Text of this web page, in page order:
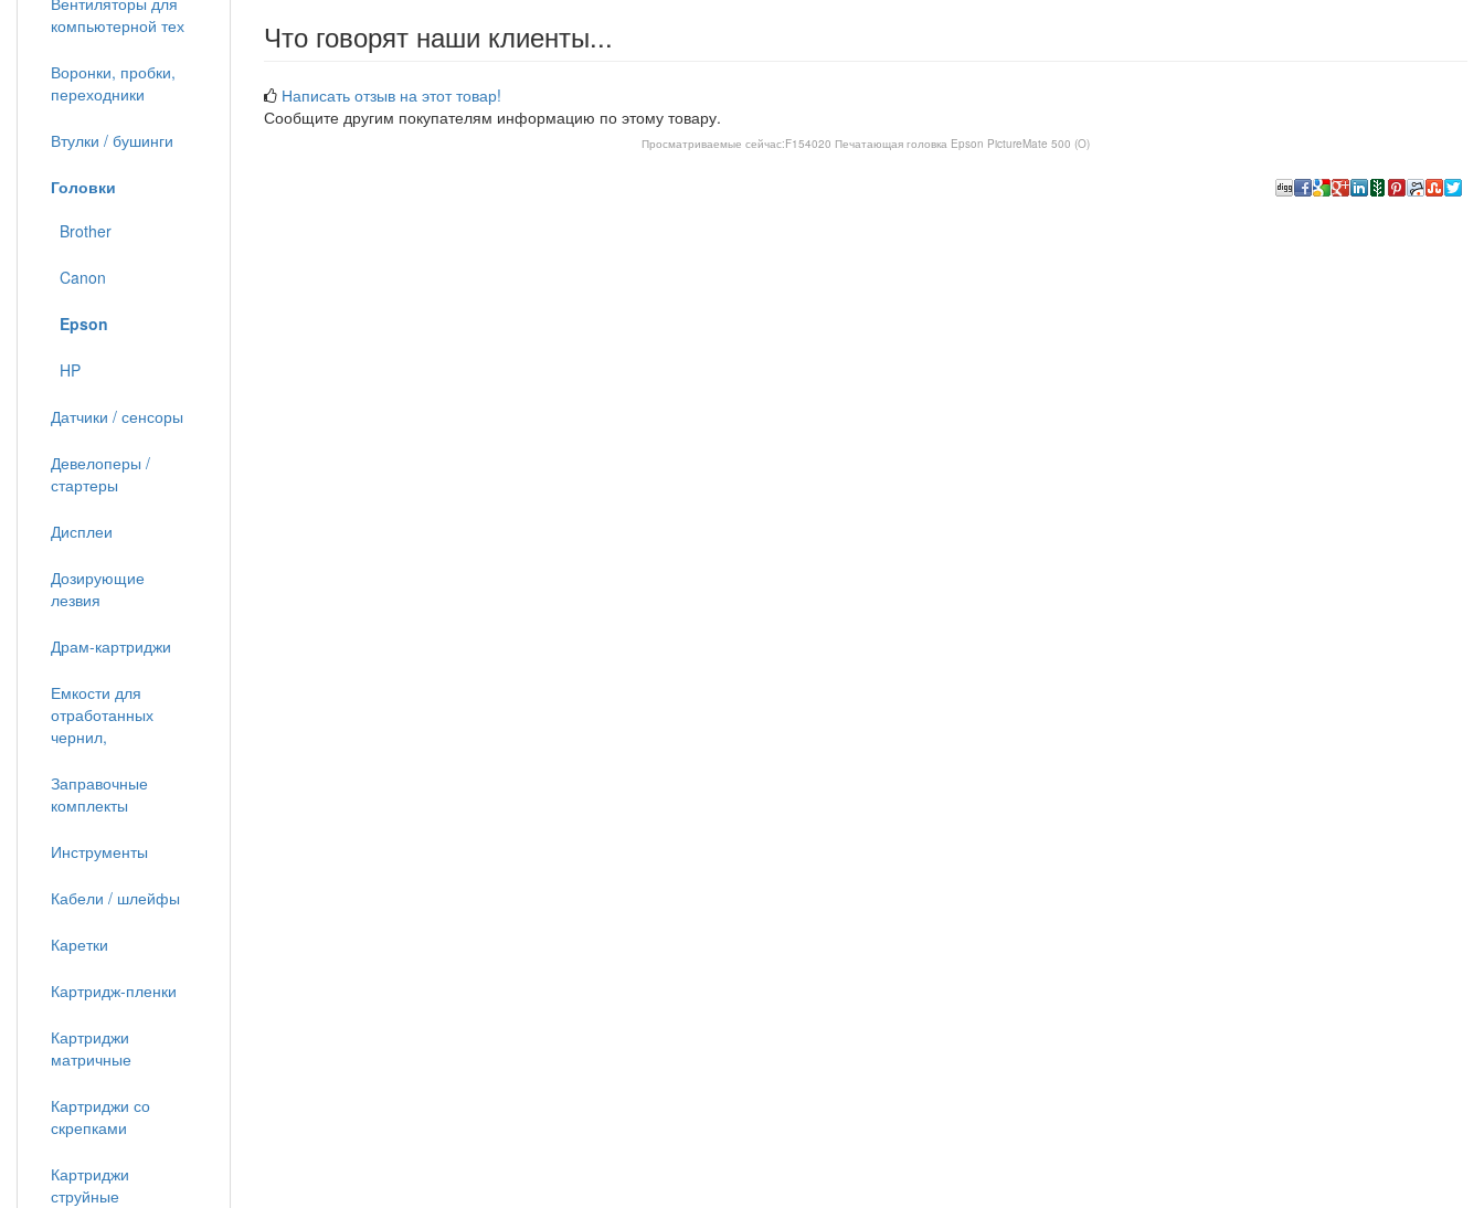
Что говорят наши клиенты...
Написать отзыв на этот товар!
Сообщите другим покупателям информацию по этому товару.
Просматриваемые сейчас:F154020 Печатающая головка Epson PictureMate 500 (O)
компьютерной тех
Воронки, пробки,
переходники
Втулки / бушинги
Головки
Brother
Canon
Epson
HP
Датчики / сенсоры
Девелоперы /
стартеры
Дисплеи
Дозирующие
лезвия
Драм-картриджи
Емкости для
отработанных
чернил,
Заправочные
комплекты
Инструменты
Кабели / шлейфы
Каретки
Картридж-пленки
Картриджи
матричные
Картриджи со
скрепками
Картриджи
струйные